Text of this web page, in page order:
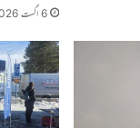
6 اگست 2026ء